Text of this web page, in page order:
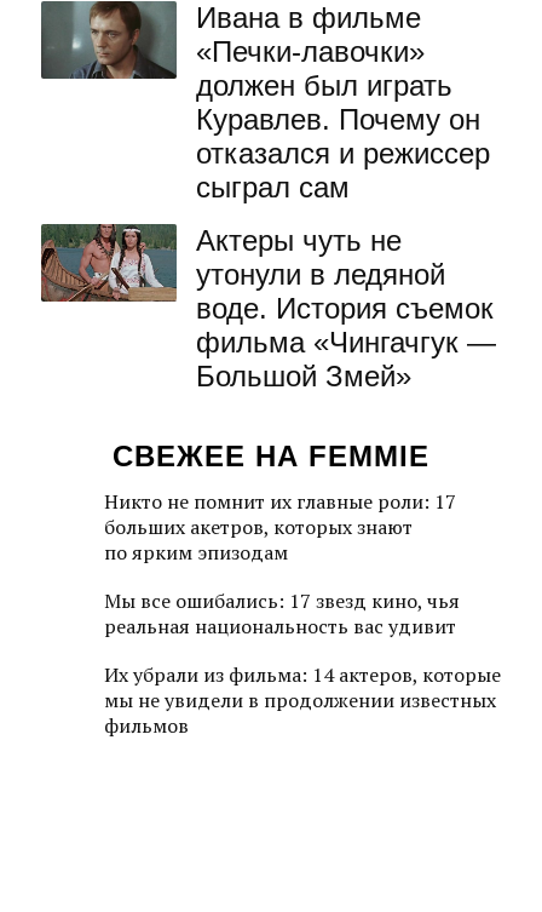
Ивана в фильме
«Печки-лавочки»
должен был играть
Куравлев. Почему он
отказался и режиссер
сыграл сам
Актеры чуть не
утонули в ледяной
воде. История съемок
фильма «Чингачгук —
Большой Змей»
СВЕЖЕЕ НА FEMMIE
Никто не помнит их главные роли: 17
больших акетров, которых знают
по ярким эпизодам
Мы все ошибались: 17 звезд кино, чья
реальная национальность вас удивит
Их убрали из фильма: 14 актеров, которые
мы не увидели в продолжении известных
фильмов